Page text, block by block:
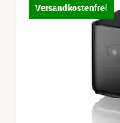
Versandkostenfrei